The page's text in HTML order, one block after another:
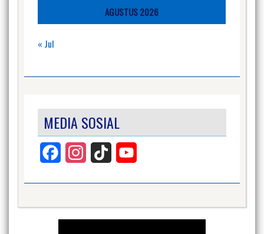
AGUSTUS 2026
« Jul
MEDIA SOSIAL
Facebook InstagramTikTok